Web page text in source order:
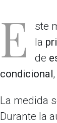
E ste
la
de
condicional
La medida
Durante la